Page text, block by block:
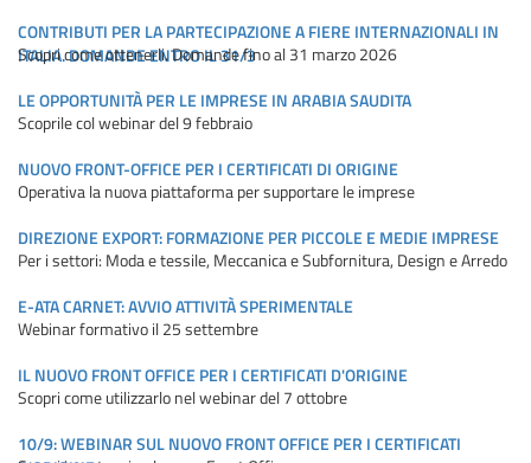
CONTRIBUTI PER LA PARTECIPAZIONE A FIERE INTERNAZIONALI IN
ITALIA. DOMANDE ENTRO IL 31/3
Scopri come ottenerli. Domande fino al 31 marzo 2026
LE OPPORTUNITÀ PER LE IMPRESE IN ARABIA SAUDITA
Scoprile col webinar del 9 febbraio
NUOVO FRONT-OFFICE PER I CERTIFICATI DI ORIGINE
Operativa la nuova piattaforma per supportare le imprese
DIREZIONE EXPORT: FORMAZIONE PER PICCOLE E MEDIE IMPRESE
Per i settori: Moda e tessile, Meccanica e Subfornitura, Design e Arredo
E-ATA CARNET: AVVIO ATTIVITÀ SPERIMENTALE
Webinar formativo il 25 settembre
IL NUOVO FRONT OFFICE PER I CERTIFICATI D'ORIGINE
Scopri come utilizzarlo nel webinar del 7 ottobre
10/9: WEBINAR SUL NUOVO FRONT OFFICE PER I CERTIFICATI